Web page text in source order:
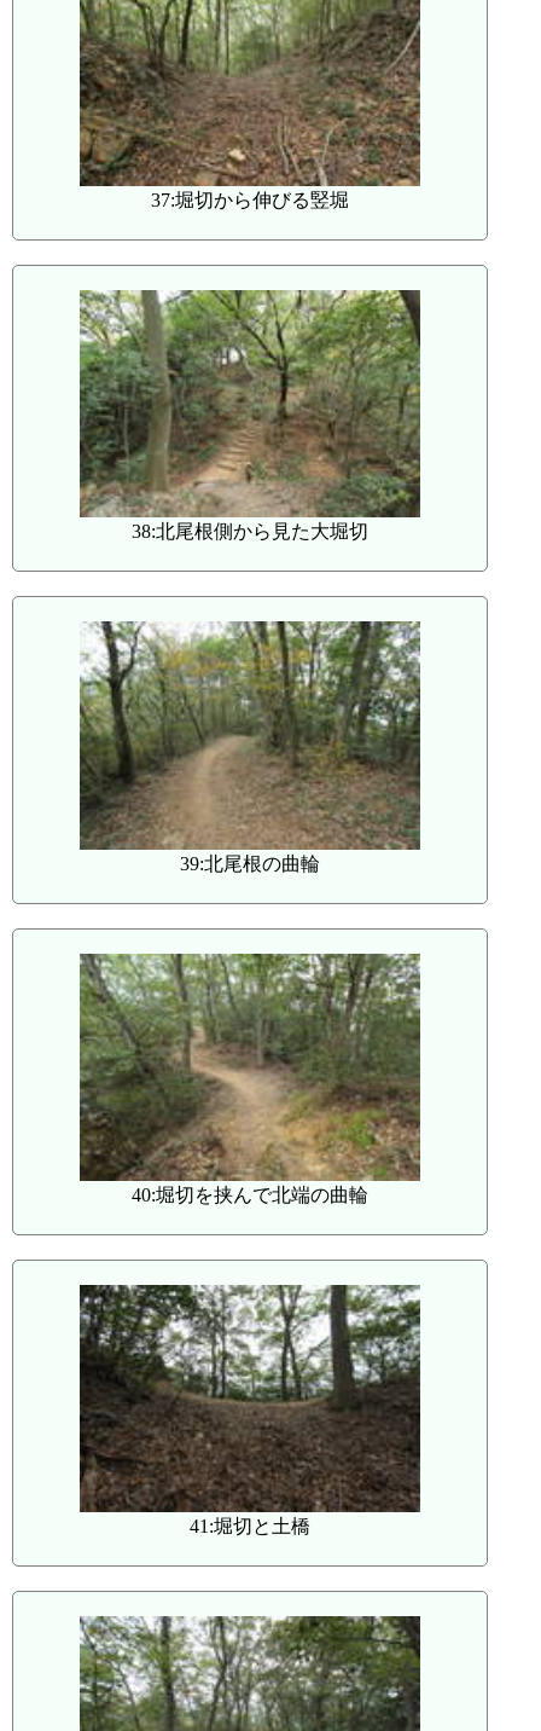
37:堀切から伸びる竪堀
38:北尾根側から見た大堀切
39:北尾根の曲輪
40:堀切を挟んで北端の曲輪
41:堀切と土橋